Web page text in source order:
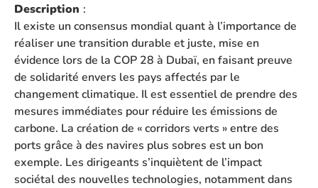
Description :
Il existe un consensus mondial quant à l’importance de
réaliser une transition durable et juste, mise en
évidence lors de la COP 28 à Dubaï, en faisant preuve
de solidarité envers les pays affectés par le
changement climatique. Il est essentiel de prendre des
mesures immédiates pour réduire les émissions de
carbone. La création de « corridors verts » entre des
ports grâce à des navires plus sobres est un bon
exemple. Les dirigeants s’inquiètent de l’impact
sociétal des nouvelles technologies, notamment dans